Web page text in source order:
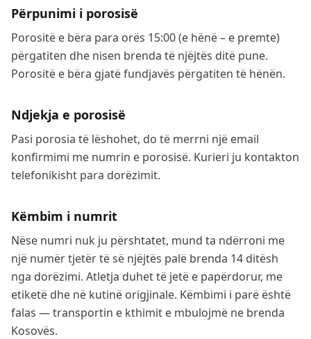
Përpunimi i porosisë
Porositë e bëra para orës 15:00 (e hënë – e premte)
përgatiten dhe nisen brenda të njëjtës ditë pune.
Porositë e bëra gjatë fundjavës përgatiten të hënën.
Ndjekja e porosisë
Pasi porosia të lëshohet, do të merrni një email
konfirmimi me numrin e porosisë. Kurieri ju kontakton
telefonikisht para dorëzimit.
Këmbim i numrit
Nëse numri nuk ju përshtatet, mund ta ndërroni me
një numër tjetër të së njëjtës palë brenda 14 ditësh
nga dorëzimi. Atletja duhet të jetë e papërdorur, me
etiketë dhe në kutinë origjinale. Këmbimi i parë është
falas — transportin e kthimit e mbulojmë ne brenda
Kosovës.